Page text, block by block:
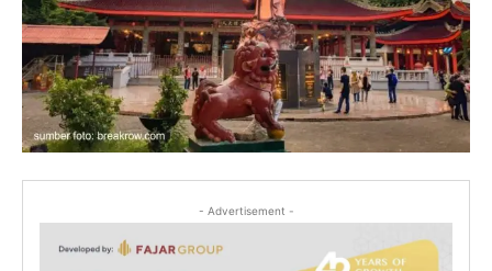
- Advertisement -